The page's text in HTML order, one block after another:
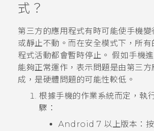
VIVERSE
應用程式
支援服務
登入
式？
第三方的應用程式有時可能使手機
或靜止不動。而在安全模式下，所有
程式活動都會暫時停止。 假如手機
能夠正常運作，表示問題是由第三方
成，是硬體問題的可能性較低。
根據手機的作業系統而定，執
驟：
Android 7 以上版本：